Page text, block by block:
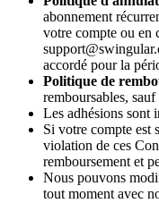
abonnement
votre compte ou en
accordé pour la
Politique de
remboursables,
Les adhésions sont
Si votre compte est
violation de ces
remboursement et
Nous pouvons
tout moment avec